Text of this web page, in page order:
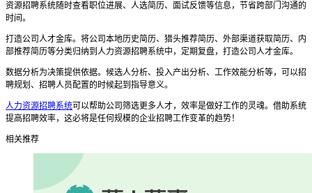
资源招聘系统随时查看职位进展、人选简历、面试反馈等信息，节省跨部门沟通的
时间。
打造公司人才金库。将公司本地历史简历、猎头推荐简历、外部渠道获取简历、内
部推荐简历等分类归纳到 人力资源招聘系统中，定期复盘，打造公司人才金库。
数据分析为决策提供依据。候选人分析、投入产出分析、工作效能分析等，可以招
聘规划、招聘人员配置的时候起到指导意义。
人力资源招聘系统可以帮助公司筛选更多人才， 效率是做好工作的灵魂。借助系统
提高招聘效率，这必将是任何规模的企业招聘工作变革的趋势！
相关推荐